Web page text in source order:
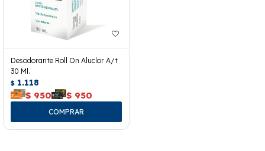
Desodorante Roll On Aluclor A/t
30 Ml.
$ 1.118
$ 950 $ 950